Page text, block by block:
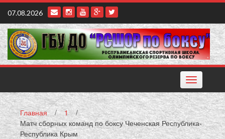
Наверх
07.08.2026
Toggle
navigation
Главная / 1
/
Матч сборных команд по боксу Чеченская Республика-
Республика Крым